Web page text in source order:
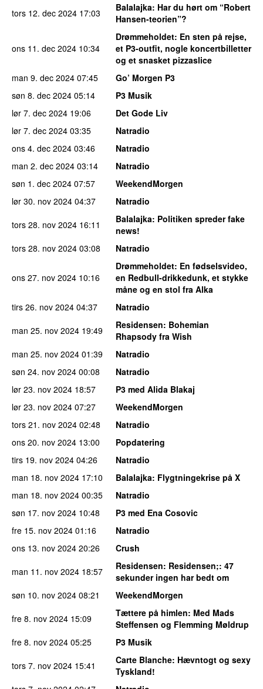
tors 12. dec 2024 17:03 Balalajka: Har du hørt om “Robert
Hansen-teorien”?
ons 11. dec 2024 10:34
Drømmeholdet: En sten på rejse,
et P3-outfit, nogle koncertbilletter
og et snasket pizzaslice
man 9. dec 2024 07:45
Go’ Morgen P3
søn 8. dec 2024 05:14
P3 Musik
lør 7. dec 2024 19:06
Det Gode Liv
lør 7. dec 2024 03:35
Natradio
ons 4. dec 2024 03:46
Natradio
man 2. dec 2024 03:14
Natradio
søn 1. dec 2024 07:57
WeekendMorgen
lør 30. nov 2024 04:37
Natradio
tors 28. nov 2024 16:11 Balalajka: Politiken spreder fake
news!
tors 28. nov 2024 03:08 Natradio
ons 27. nov 2024 10:16
Drømmeholdet: En fødselsvideo,
en Redbull-drikkedunk, et stykke
måne og en stol fra Alka
tirs 26. nov 2024 04:37
Natradio
man 25. nov 2024 19:49 Residensen: Bohemian
Rhapsody fra Wish
man 25. nov 2024 01:39
Natradio
søn 24. nov 2024 00:08
Natradio
lør 23. nov 2024 18:57
P3 med Alida Blakaj
lør 23. nov 2024 07:27
WeekendMorgen
tors 21. nov 2024 02:48
Natradio
ons 20. nov 2024 13:00
Popdatering
tirs 19. nov 2024 04:26
Natradio
man 18. nov 2024 17:10 Balalajka: Flygtningekrise på X
man 18. nov 2024 00:35
Natradio
søn 17. nov 2024 10:48
P3 med Ena Cosovic
fre 15. nov 2024 01:16
Natradio
ons 13. nov 2024 20:26
Crush
man 11. nov 2024 18:57 Residensen: Residensen;: 47
sekunder ingen har bedt om
søn 10. nov 2024 08:21
WeekendMorgen
fre 8. nov 2024 15:09 Tættere på himlen: Med Mads
Steffensen og Flemming Møldrup
fre 8. nov 2024 05:25
P3 Musik
tors 7. nov 2024 15:41 Carte Blanche: Hævntogt og sexy
Tyskland!